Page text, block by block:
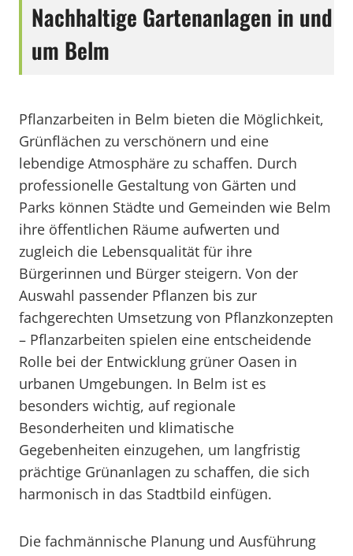
Nachhaltige Gartenanlagen in und
um Belm
Pflanzarbeiten in Belm bieten die Möglichkeit,
Grünflächen zu verschönern und eine
lebendige Atmosphäre zu schaffen. Durch
professionelle Gestaltung von Gärten und
Parks können Städte und Gemeinden wie Belm
ihre öffentlichen Räume aufwerten und
zugleich die Lebensqualität für ihre
Bürgerinnen und Bürger steigern. Von der
Auswahl passender Pflanzen bis zur
fachgerechten Umsetzung von Pflanzkonzepten
– Pflanzarbeiten spielen eine entscheidende
Rolle bei der Entwicklung grüner Oasen in
urbanen Umgebungen. In Belm ist es
besonders wichtig, auf regionale
Besonderheiten und klimatische
Gegebenheiten einzugehen, um langfristig
prächtige Grünanlagen zu schaffen, die sich
harmonisch in das Stadtbild einfügen.
Die fachmännische Planung und Ausführung